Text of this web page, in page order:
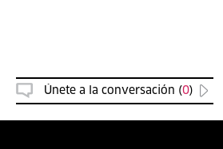
Únete a la conversación (0)